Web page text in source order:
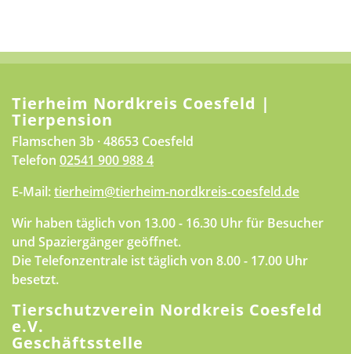
Tierheim Nordkreis Coesfeld |
Tierpension
Flamschen 3b · 48653 Coesfeld
Telefon 02541 900 988 4
E-Mail:tierheim@tierheim-nordkreis-coesfeld.de
Wir haben täglich von 13.00 - 16.30 Uhr für Besucher
und Spaziergänger geöffnet.
Die Telefonzentrale ist täglich von 8.00 - 17.00 Uhr
besetzt.
Tierschutzverein Nordkreis Coesfeld
e.V.
Geschäftsstelle